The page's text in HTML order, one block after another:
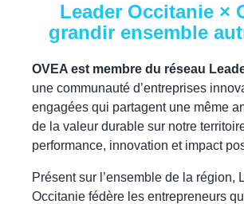
Leader Occitanie ×
grandir ensemble
OVEA est membre du réseau
une communauté d’entreprises
engagées qui partagent une même
de la valeur durable sur notre
performance, innovation et impact
Présent sur l’ensemble de la région,
Occitanie fédère les entrepreneurs